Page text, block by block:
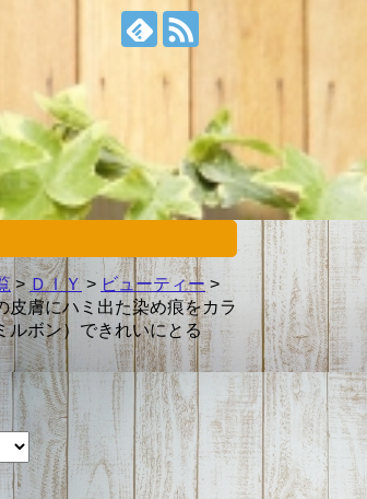
>ＤＩＹ> ビューティー >
皮膚にハミ出た染め痕をカラ
ルボン）できれいにとる